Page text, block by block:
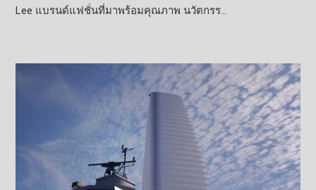
Lee แบรนด์แฟชั่นที่มาพร้อมคุณภาพ นวัตกรร…